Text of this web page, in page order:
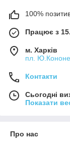
100%
Працює з
м. Харків
пл.
Контакти
Сьогодні
Показати
Про нас